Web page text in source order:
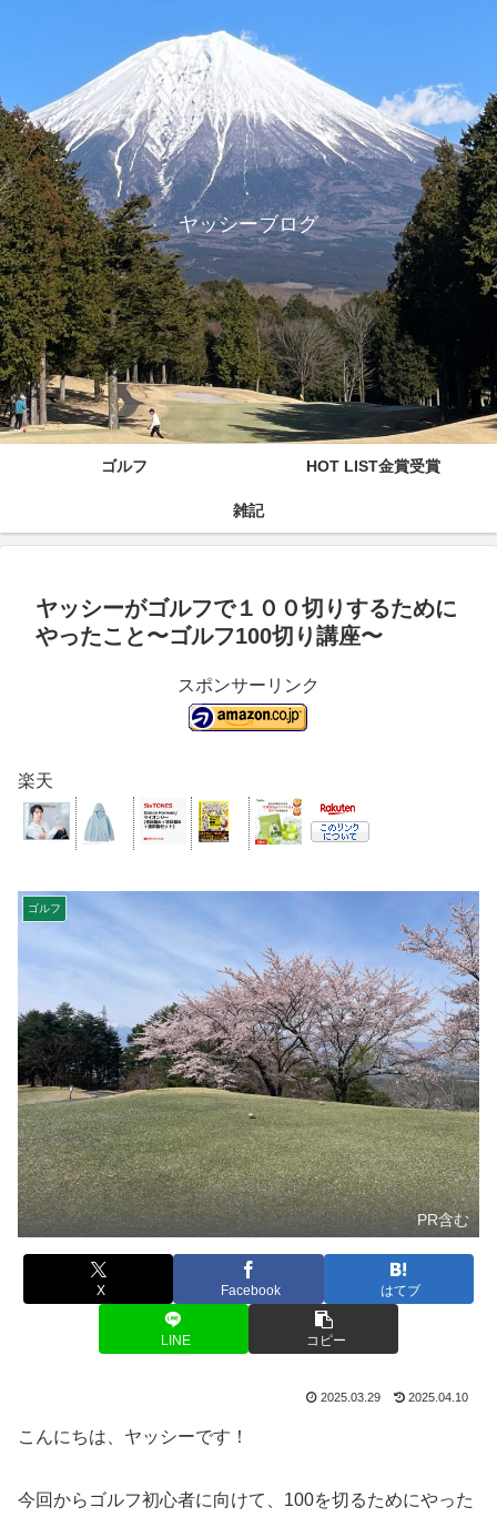
ヤッシーブログ
ゴルフ HOT LIST金賞受賞
雑記
ヤッシーがゴルフで１００切りするために
やったこと〜ゴルフ100切り講座〜
スポンサーリンク
楽天
ゴルフ
PR含む
X Facebook はてブ
LINE コピー
2025.03.29 2025.04.10
こんにちは、ヤッシーです！
今回からゴルフ初心者に向けて、100を切るためにやった